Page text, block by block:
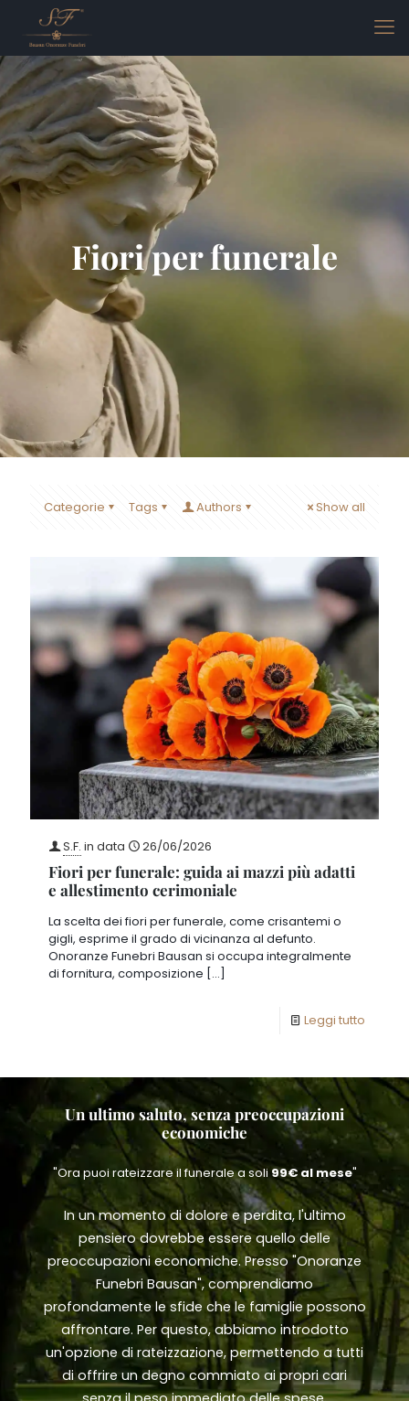
Fiori per funerale
Categorie Tags Authors Show all
S.F. in data 26/06/2026
Fiori per funerale: guida ai mazzi più adatti
e allestimento cerimoniale
La scelta dei fiori per funerale, come crisantemi o
gigli, esprime il grado di vicinanza al defunto.
Onoranze Funebri Bausan si occupa integralmente
di fornitura, composizione […]
Leggi tutto
Un ultimo saluto, senza preoccupazioni
economiche
"Ora puoi rateizzare il funerale a soli 99€ al mese"
In un momento di dolore e perdita, l'ultimo
pensiero dovrebbe essere quello delle
preoccupazioni economiche. Presso "Onoranze
Funebri Bausan", comprendiamo
profondamente le sfide che le famiglie possono
affrontare. Per questo, abbiamo introdotto
un'opzione di rateizzazione, permettendo a tutti
di offrire un degno commiato ai propri cari